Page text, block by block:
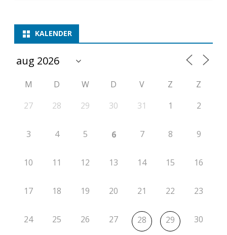
KALENDER
M D W D V Z
Z
27
28 29 30 31 1 2
3 4 5 6 7 8 9
10 11 12 13 14 15 16
17 18 19 20 21 22 23
24 25 26 27 28 29 30